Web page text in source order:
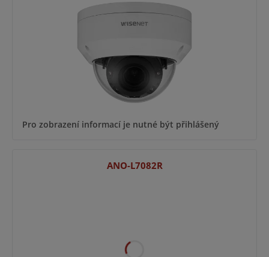
Pro zobrazení informací je nutné být přihlášený
ANO-L7082R